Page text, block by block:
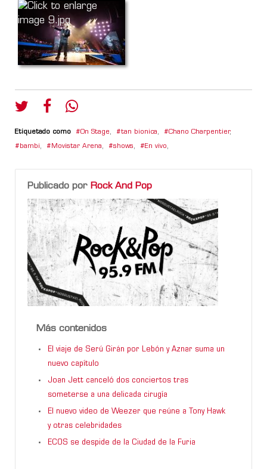
Etiquetado como On Stage, tan bionica, Chano Charpentier,
bambi, Movistar Arena, shows, En vivo,
Publicado por Rock And Pop
Más contenidos
El viaje de Serú Girán por Lebón y Aznar suma un
nuevo capítulo
Joan Jett canceló dos conciertos tras
someterse a una delicada cirugía
El nuevo video de Weezer que reúne a Tony Hawk
y otras celebridades
ECOS se despide de la Ciudad de la Furia